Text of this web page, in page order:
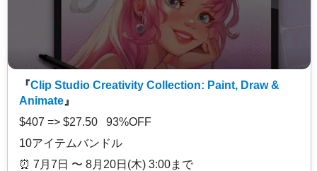
『Clip Studio Creativity Collection: Paint, Draw &
Animate 』
$407 => $27.50 93%OFF
10アイテムバンドル
⏰️ 7月7日 〜 8月20日(木) 3:00まで